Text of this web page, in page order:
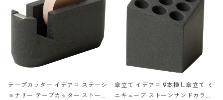
テープカッター イデアコ ステーシ
ョナリー テープカッター ストーン
傘立て イデアコ 9本挿し傘立て ミ
ニキューブ ストーンサンドカラー